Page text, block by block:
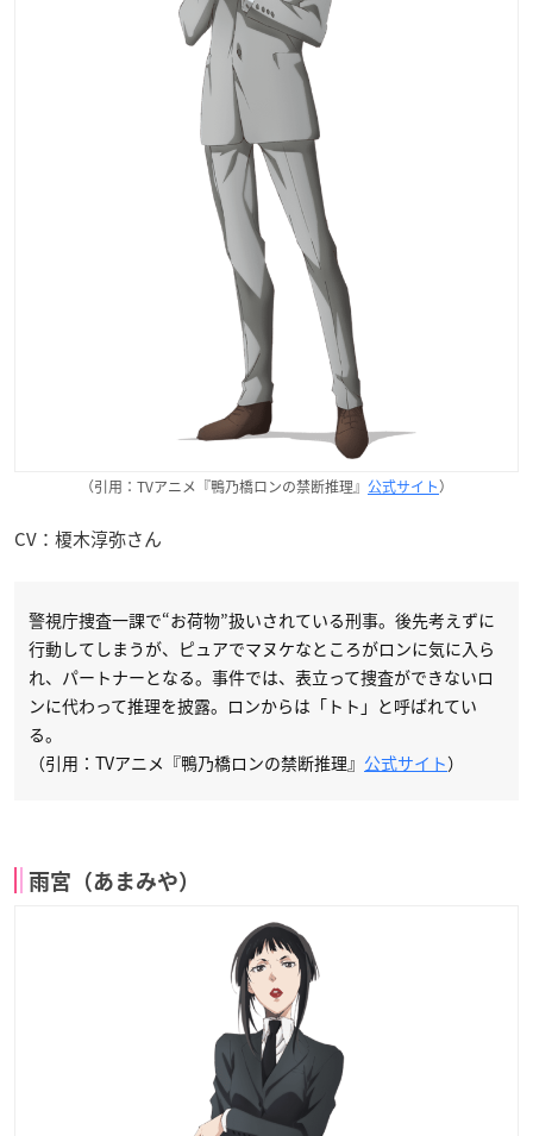
（引用：TVアニメ『鴨乃橋ロンの禁断推理』 公式サイト）
CV：榎木淳弥さん
警視庁捜査一課で“お荷物”扱いされている刑事。後先考えずに
行動してしまうが、ピュアでマヌケなところがロンに気に入ら
れ、パートナーとなる。事件では、表立って捜査ができないロ
ンに代わって推理を披露。ロンからは「トト」と呼ばれてい
る。
（引用：TVアニメ『鴨乃橋ロンの禁断推理』 公式サイト）
雨宮（あまみや）